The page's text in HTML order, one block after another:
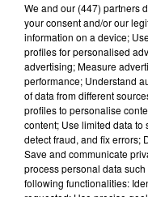
Lecture (2
We and our (447) partners
your consent and/or our
information on a device;
profiles for personalised
advertising; Measure
performance; Understand
of data from different
profiles to personalise
content; Use limited data to
detect fraud, and fix errors;
Save and communicate
process personal data
following functionalities: